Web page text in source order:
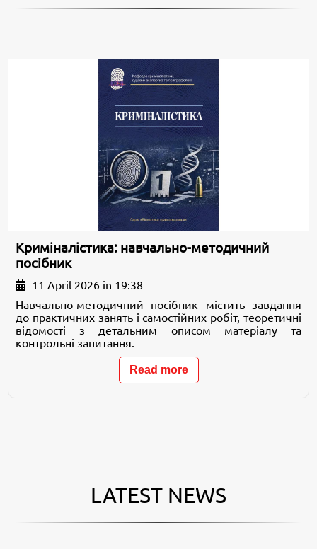
Криміналістика: навчально-методичний
посібник
11 April 2026 in 19:38
Навчально-методичний посібник містить завдання
до практичних занять і самостійних робіт, теоретичні
відомості з детальним описом матеріалу та
контрольні запитання.
Read more
LATEST NEWS